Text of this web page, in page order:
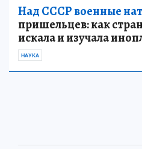
Над СССР военные
пришельцев: как
искала и изучала
НАУКА